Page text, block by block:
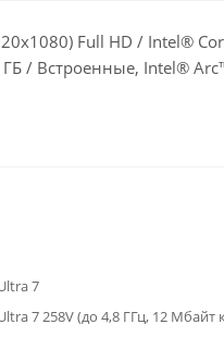
Full HD / Intel®
ГБ / Встроенные, Intel®
7
7 258V (до 4,8 ГГц, 12 Мбайт